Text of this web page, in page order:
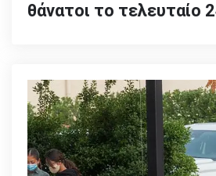
θάνατοι το τελευταίο